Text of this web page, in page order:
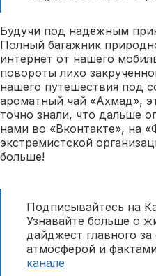
Будучи под надёжным
Полный багажник
интернет от нашего
повороты лихо
нашего путешествия под
ароматный чай «Ахмад»,
точно знали, что дальше
нами во «Вконтакте», на
экстремистской
больше!
Подписывайтесь на
Узнавайте больше о
дайджест главного за
атмосферой и
канале